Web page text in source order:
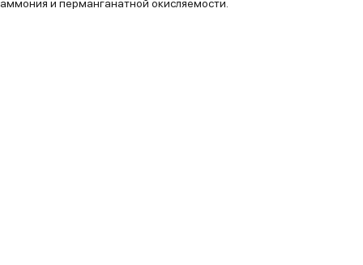
аммония и перманганатной окисляемости.